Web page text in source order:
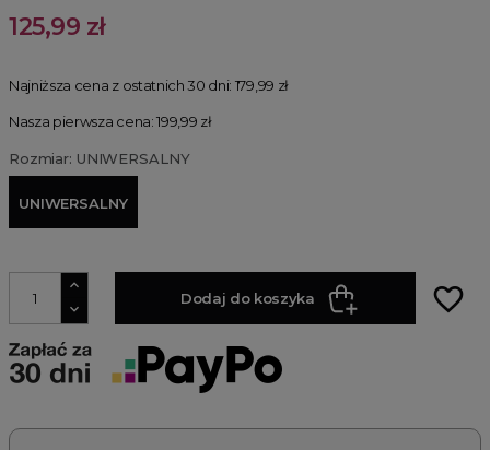
125,99 zł
Najniższa cena z ostatnich 30 dni: 179,99 zł
Nasza pierwsza cena: 199,99 zł
Rozmiar: UNIWERSALNY
UNIWERSALNY
Dodaj do koszyka favorite_border